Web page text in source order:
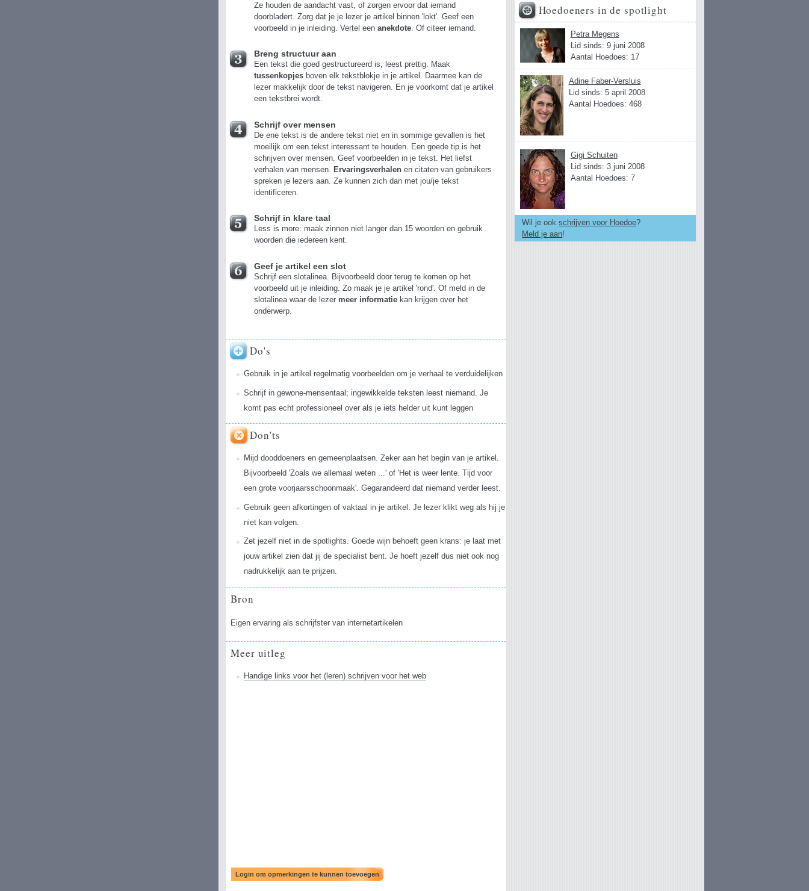
Ze houden de aandacht vast, of zorgen ervoor dat iemand
doorbladert. Zorg dat je je lezer je artikel binnen 'lokt'. Geef een
voorbeeld in je inleiding. Vertel eenanekdote. Of citeer iemand.
Breng structuur aan
Een tekst die goed gestructureerd is, leest prettig. Maak
tussenkopjes boven elk tekstblokje in je artikel. Daarmee kan de
lezer makkelijk door de tekst navigeren. En je voorkomt dat je artikel
een tekstbrei wordt.
Schrijf over mensen
De ene tekst is de andere tekst niet en in sommige gevallen is het
moeilijk om een tekst interessant te houden. Een goede tip is het
schrijven over mensen. Geef voorbeelden in je tekst. Het liefst
verhalen van mensen. Ervaringsverhalenen citaten van gebruikers
spreken je lezers aan. Ze kunnen zich dan met jou/je tekst
identificeren.
Schrijf in klare taal
Less is more: maak zinnen niet langer dan 15 woorden en gebruik
woorden die iedereen kent.
Geef je artikel een slot
Schrijf een slotalinea. Bijvoorbeeld door terug te komen op het
voorbeeld uit je inleiding. Zo maak je je artikel 'rond'. Of meld in de
slotalinea waar de lezer meer informatie kan krijgen over het
onderwerp.
Do's
Gebruik in je artikel regelmatig voorbeelden om je verhaal te verduidelijken
Schrijf in gewone-mensentaal; ingewikkelde teksten leest niemand. Je
komt pas echt professioneel over als je iets helder uit kunt leggen
Don'ts
Mijd dooddoeners en gemeenplaatsen. Zeker aan het begin van je artikel.
Bijvoorbeeld 'Zoals we allemaal weten ...' of 'Het is weer lente. Tijd voor
een grote voorjaarsschoonmaak'. Gegarandeerd dat niemand verder leest.
Gebruik geen afkortingen of vaktaal in je artikel. Je lezer klikt weg als hij je
niet kan volgen.
Zet jezelf niet in de spotlights. Goede wijn behoeft geen krans: je laat met
jouw artikel zien dat jij de specialist bent. Je hoeft jezelf dus niet ook nog
nadrukkelijk aan te prijzen.
Bron
Eigen ervaring als schrijfster van internetartikelen
Meer uitleg
Handige links voor het (leren) schrijven voor het web
Hoedoeners in de spotlight
Petra Megens
Lid sinds: 9 juni 2008
Aantal Hoedoes: 17
Adine Faber-Versluis
Lid sinds: 5 april 2008
Aantal Hoedoes: 468
Gigi Schuiten
Lid sinds: 3 juni 2008
Aantal Hoedoes: 7
Wil je ookschrijven voor Hoedoe?
Meld je aan!